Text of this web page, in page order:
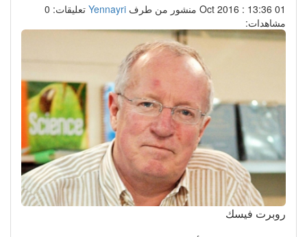
01 Oct 2016 : 13:36 منشور من طرف Yennayri تعليقات: 0
مشاهدات:
روبرت فيسك